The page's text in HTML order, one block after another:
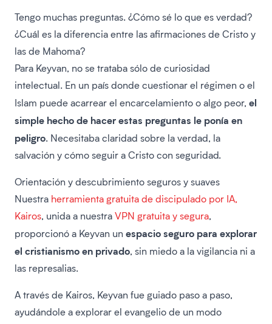
Tengo muchas preguntas. ¿Cómo sé lo que es verdad?
¿Cuál es la diferencia entre las afirmaciones de Cristo y
las de Mahoma?
Para Keyvan, no se trataba sólo de curiosidad
intelectual. En un país donde cuestionar el régimen o el
Islam puede acarrear el encarcelamiento o algo peor, el
simple hecho de hacer estas preguntas le ponía en
peligro. Necesitaba claridad sobre la verdad, la
salvación y cómo seguir a Cristo con seguridad.
Orientación y descubrimiento seguros y suaves
Nuestra herramienta gratuita de discipulado por IA,
Kairos, unida a nuestraVPN gratuita y segura,
proporcionó a Keyvan un espacio seguro para explorar
el cristianismo en privado, sin miedo a la vigilancia ni a
las represalias.
A través de Kairos, Keyvan fue guiado paso a paso,
ayudándole a explorar el evangelio de un modo